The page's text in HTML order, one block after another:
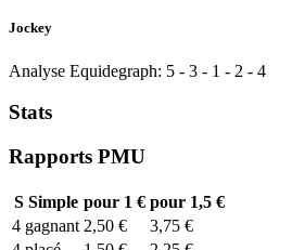
Jockey
Analyse Equidegraph: 5 - 3 - 1 - 2 - 4
Stats
Rapports PMU
SSimple pour 1 € pour 1,5 €
4 gagnant 2,50 €
3,75 €